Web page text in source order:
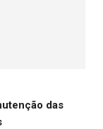
das